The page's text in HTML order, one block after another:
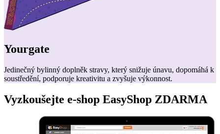
Yourgate
Jedinečný bylinný doplněk stravy, který snižuje únavu, dopomáhá k
soustředění, podporuje kreativitu a zvyšuje výkonnost.
Vyzkoušejte e-shop EasyShop ZDARMA